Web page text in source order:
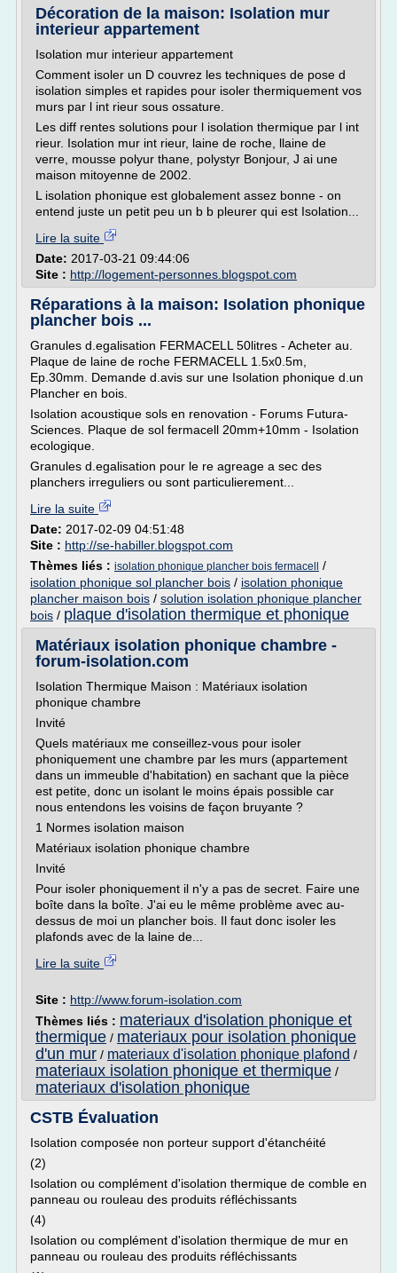
Décoration de la maison: Isolation mur
interieur appartement
Isolation mur interieur appartement
Comment isoler un D couvrez les techniques de pose d
isolation simples et rapides pour isoler thermiquement vos
murs par l int rieur sous ossature.
Les diff rentes solutions pour l isolation thermique par l int
rieur. Isolation mur int rieur, laine de roche, llaine de
verre, mousse polyur thane, polystyr Bonjour, J ai une
maison mitoyenne de 2002.
L isolation phonique est globalement assez bonne - on
entend juste un petit peu un b b pleurer qui est Isolation...
Lire la suite
Date: 2017-03-21 09:44:06
Site : http://logement-personnes.blogspot.com
Réparations à la maison: Isolation phonique
plancher bois ...
Granules d.egalisation FERMACELL 50litres - Acheter au.
Plaque de laine de roche FERMACELL 1.5x0.5m,
Ep.30mm. Demande d.avis sur une Isolation phonique d.un
Plancher en bois.
Isolation acoustique sols en renovation - Forums Futura-
Sciences. Plaque de sol fermacell 20mm+10mm - Isolation
ecologique.
Granules d.egalisation pour le re agreage a sec des
planchers irreguliers ou sont particulierement...
Lire la suite
Date: 2017-02-09 04:51:48
Site : http://se-habiller.blogspot.com
Thèmes liés : isolation phonique plancher bois fermacell
/
isolation phonique sol plancher bois / isolation phonique
plancher maison bois / solution isolation phonique plancher
bois / plaque d'isolation thermique et phonique
Matériaux isolation phonique chambre -
forum-isolation.com
Isolation Thermique Maison : Matériaux isolation
phonique chambre
Invité
Quels matériaux me conseillez-vous pour isoler
phoniquement une chambre par les murs (appartement
dans un immeuble d'habitation) en sachant que la pièce
est petite, donc un isolant le moins épais possible car
nous entendons les voisins de façon bruyante ?
1 Normes isolation maison
Matériaux isolation phonique chambre
Invité
Pour isoler phoniquement il n'y a pas de secret. Faire une
boîte dans la boîte. J'ai eu le même problème avec au-
dessus de moi un plancher bois. Il faut donc isoler les
plafonds avec de la laine de...
Lire la suite
Site : http://www.forum-isolation.com
Thèmes liés : materiaux d'isolation phonique et
thermique / materiaux pour isolation phonique
d'un mur / materiaux d'isolation phonique plafond /
materiaux isolation phonique et thermique /
materiaux d'isolation phonique
CSTB Évaluation
Isolation composée non porteur support d'étanchéité
(2)
Isolation ou complément d'isolation thermique de comble en
panneau ou rouleau des produits réfléchissants
(4)
Isolation ou complément d'isolation thermique de mur en
panneau ou rouleau des produits réfléchissants